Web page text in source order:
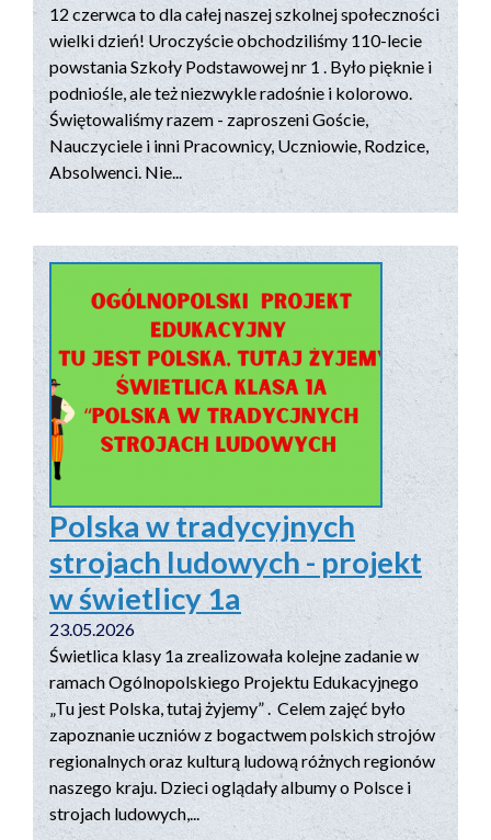
12 czerwca to dla całej naszej szkolnej społeczności
wielki dzień! Uroczyście obchodziliśmy 110-lecie
powstania Szkoły Podstawowej nr 1 . Było pięknie i
podniośle, ale też niezwykle radośnie i kolorowo.
Świętowaliśmy razem - zaproszeni Goście,
Nauczyciele i inni Pracownicy, Uczniowie, Rodzice,
Absolwenci. Nie...
Polska w tradycyjnych
strojach ludowych - projekt
w świetlicy 1a
23.05.2026
Świetlica klasy 1a zrealizowała kolejne zadanie w
ramach Ogólnopolskiego Projektu Edukacyjnego
„Tu jest Polska, tutaj żyjemy” . Celem zajęć było
zapoznanie uczniów z bogactwem polskich strojów
regionalnych oraz kulturą ludową różnych regionów
naszego kraju. Dzieci oglądały albumy o Polsce i
strojach ludowych,...